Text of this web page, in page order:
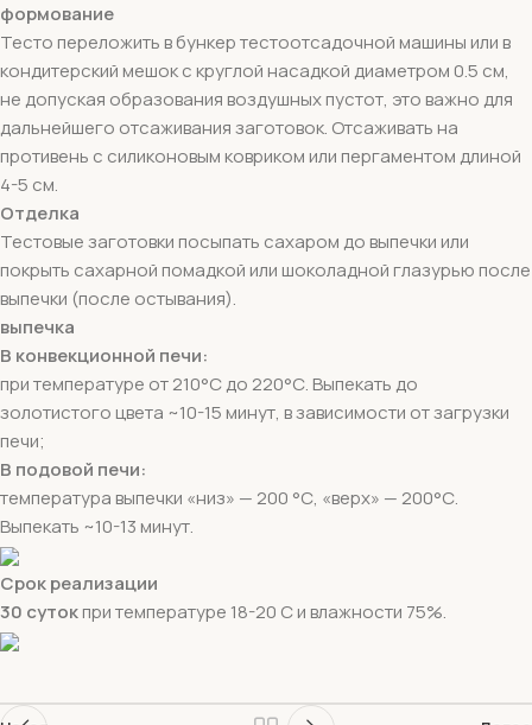
формование
Тесто переложить в бункер тестоотсадочной машины или в
кондитерский мешок с круглой насадкой диаметром 0.5 см,
не допуская образования воздушных пустот, это важно для
дальнейшего отсаживания заготовок. Отсаживать на
противень с силиконовым ковриком или пергаментом длиной
4-5 см.
Отделка
Тестовые заготовки посыпать сахаром до выпечки или
покрыть сахарной помадкой или шоколадной глазурью после
выпечки (после остывания).
выпечка
В конвекционной печи:
при температуре от 210°С до 220°С. Выпекать до
золотистого цвета ~10-15 минут, в зависимости от загрузки
печи;
В подовой печи:
температура выпечки «низ» — 200 °С, «верх» — 200°С.
Выпекать ~10-13 минут.
Срок реализации
30 сутокпри температуре 18-20 С и влажности 75%.